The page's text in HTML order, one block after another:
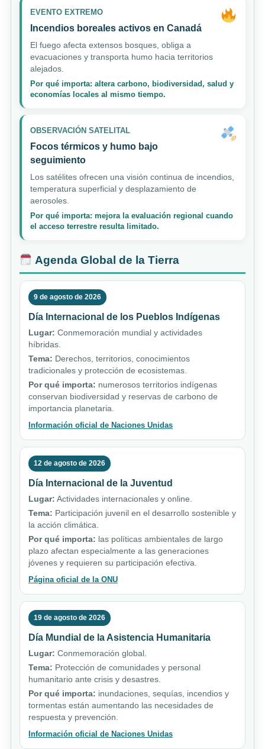
EVENTO EXTREMO
Incendios boreales activos en Canadá
El fuego afecta extensos bosques, obliga a
evacuaciones y transporta humo hacia territorios
alejados.
Por qué importa: altera carbono, biodiversidad, salud y
economías locales al mismo tiempo.
OBSERVACIÓN SATELITAL
Focos térmicos y humo bajo
seguimiento
Los satélites ofrecen una visión continua de incendios,
temperatura superficial y desplazamiento de
aerosoles.
Por qué importa: mejora la evaluación regional cuando
el acceso terrestre resulta limitado.
Agenda Global de la Tierra
9 de agosto de 2026
Día Internacional de los Pueblos Indígenas
Lugar: Conmemoración mundial y actividades
híbridas.
Tema: Derechos, territorios, conocimientos
tradicionales y protección de ecosistemas.
Por qué importa: numerosos territorios indígenas
conservan biodiversidad y reservas de carbono de
importancia planetaria.
Información oficial de Naciones Unidas
12 de agosto de 2026
Día Internacional de la Juventud
Lugar: Actividades internacionales y online.
Tema: Participación juvenil en el desarrollo sostenible y
la acción climática.
Por qué importa: las políticas ambientales de largo
plazo afectan especialmente a las generaciones
jóvenes y requieren su participación efectiva.
Página oficial de la ONU
19 de agosto de 2026
Día Mundial de la Asistencia Humanitaria
Lugar: Conmemoración global.
Tema: Protección de comunidades y personal
humanitario ante crisis y desastres.
Por qué importa: inundaciones, sequías, incendios y
tormentas están aumentando las necesidades de
respuesta y prevención.
Información oficial de Naciones Unidas